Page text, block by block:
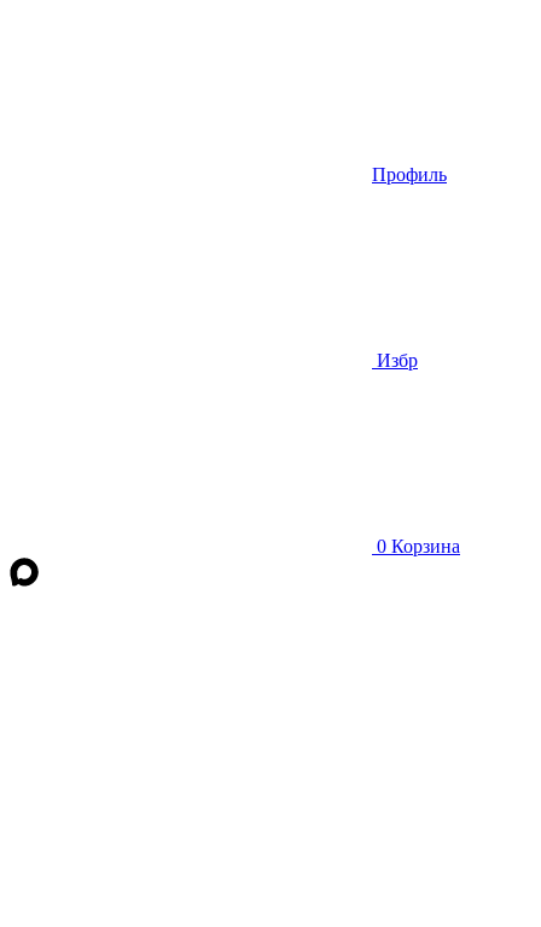
Профиль
Избр
0 Корзина